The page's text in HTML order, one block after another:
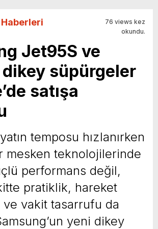
76 views kez
okundu.
Jet95S ve
süpürgeler
satışa
temposu hızlanırken
mesken teknolojilerinde
performans değil,
pratiklik, hareket
vakit tasarrufu da
yeni dikey